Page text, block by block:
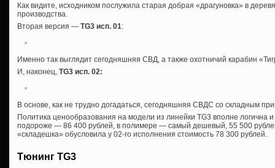
Как видите, исходником послужила старая добрая «драгуновка» в
производства.
Вторая версия — TG3 исп. 01:
Именно так выглядит сегодняшняя СВД, а также охотничий карабин
И, наконец, TG3 исп. 02:
В основе, как не трудно догадаться, сегодняшняя СВДС со складным
Политика ценообразования на модели из линейки TG3 вполне логична
подороже — 86 400 рублей, в полимере — самый дешевый, 55 500
«складешка» обусловила у 02-го исполнения стоимость 78 300 рублей.
Тюнинг TG3